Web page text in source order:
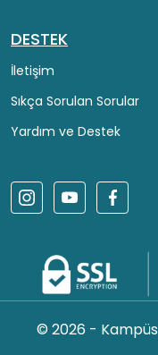
DESTEK
İletişim
Sıkça Sorulan Sorular
Yardım ve Destek
© 2026 - Kampüs